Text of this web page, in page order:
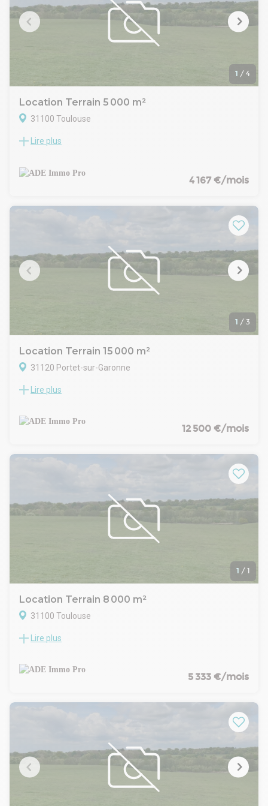
zones dédiées. Disponibilité rapide. Emplacement
stratégique aux portes de Toulouse, à proximité des zones
commerciales et industrielles. Retrouvez toutes nos
annonces sur immobilier-entreprise-31.
1 / 4
Location Terrain 5 000 m²
31100 Toulouse
TOULOUSE-SUD-OUEST- LARRIEU- A LA LOCATION TERRAIN
immédiate de la rocade Toulouse Sud-Ouest (secteur
Larrieu), ce terrain industriel de 5 000 m² est parfaitement
industrielles, artisanales, tertiaires o Plat, viabilisé et
entièrement clôturé, il se situe dans une zone dynamique à
développer votre activité avec une excellente desserte
routière.Retrouvez d'autres annonces sur immobilier-
entreprise-31.com
Lire plus
4 167 €/mois
1 / 3
Location Terrain 15 000 m²
31120 Portet-sur-Garonne
TOULOUSE-SUD-OUEST- PORTET-SUR-GARONNE A LA
situé dans une zone tertiaire animée et à proximité
immédiate de la rocade, ce terrain industriel à louer est
Pour plus d'informations et pour découvrir d'autres
Lire plus
12 500 €/mois
1 / 1
Location Terrain 8 000 m²
31100 Toulouse
TOULOUSE-SUD-OUEST- LARRIEU- A VENDRE TERRAIN DE
immédiate de la rocade, terrain à vendre, constructible en
bureaux, entrepôt, activité tertiaire. le terrain est plat viabilisé
Lire plus
5 333 €/mois